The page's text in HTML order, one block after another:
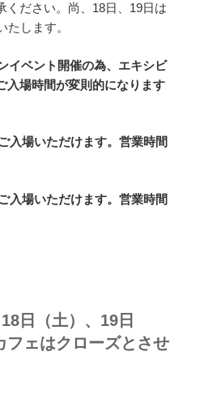
ください。尚、18日、19日は
します。
ベント開催の為、エキシビ
入場時間が変則的になります
場いただけます。営業時間
場いただけます。営業時間
日（土）、19日
フェはクローズとさせ